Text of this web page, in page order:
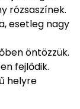
rózsaszínek.
esetleg nagy
öntözzük.
fejlődik.
helyre